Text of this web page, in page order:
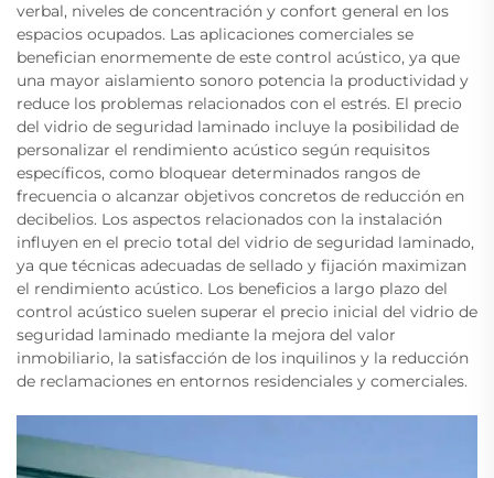
verbal, niveles de concentración y confort general en los
espacios ocupados. Las aplicaciones comerciales se
benefician enormemente de este control acústico, ya que
una mayor aislamiento sonoro potencia la productividad y
reduce los problemas relacionados con el estrés. El precio
del vidrio de seguridad laminado incluye la posibilidad de
personalizar el rendimiento acústico según requisitos
específicos, como bloquear determinados rangos de
frecuencia o alcanzar objetivos concretos de reducción en
decibelios. Los aspectos relacionados con la instalación
influyen en el precio total del vidrio de seguridad laminado,
ya que técnicas adecuadas de sellado y fijación maximizan
el rendimiento acústico. Los beneficios a largo plazo del
control acústico suelen superar el precio inicial del vidrio de
seguridad laminado mediante la mejora del valor
inmobiliario, la satisfacción de los inquilinos y la reducción
de reclamaciones en entornos residenciales y comerciales.